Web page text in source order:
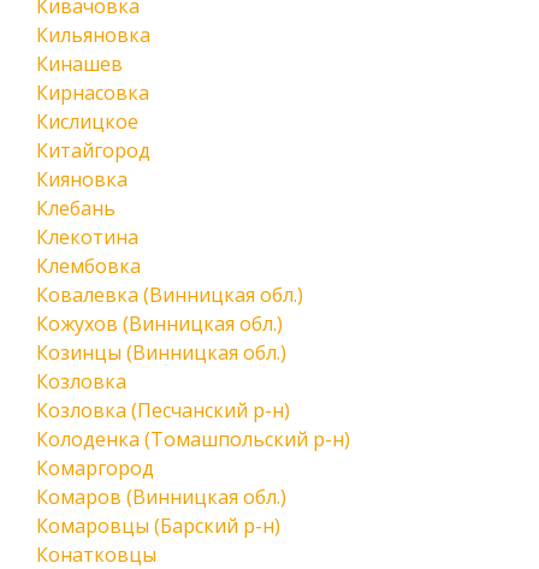
Кивачовка
Кильяновка
Кинашев
Кирнасовка
Кислицкое
Китайгород
Кияновка
Клебань
Клекотина
Клембовка
Ковалевка (Винницкая обл.)
Кожухов (Винницкая обл.)
Козинцы (Винницкая обл.)
Козловка
Козловка (Песчанский р-н)
Колоденка (Томашпольский р-н)
Комаргород
Комаров (Винницкая обл.)
Комаровцы (Барский р-н)
Конатковцы